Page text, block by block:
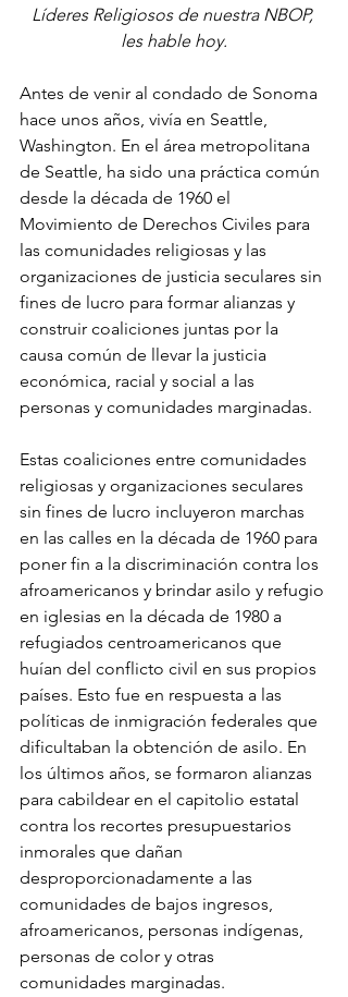
Líderes Religiosos de nuestra NBOP,
les hable hoy.
Antes de venir al condado de Sonoma
hace unos años, vivía en Seattle,
Washington. En el área metropolitana
de Seattle, ha sido una práctica común
desde la década de 1960 el
Movimiento de Derechos Civiles para
las comunidades religiosas y las
organizaciones de justicia seculares sin
fines de lucro para formar alianzas y
construir coaliciones juntas por la
causa común de llevar la justicia
económica, racial y social a las
personas y comunidades marginadas.
Estas coaliciones entre comunidades
religiosas y organizaciones seculares
sin fines de lucro incluyeron marchas
en las calles en la década de 1960 para
poner fin a la discriminación contra los
afroamericanos y brindar asilo y refugio
en iglesias en la década de 1980 a
refugiados centroamericanos que
huían del conflicto civil en sus propios
países. Esto fue en respuesta a las
políticas de inmigración federales que
dificultaban la obtención de asilo. En
los últimos años, se formaron alianzas
para cabildear en el capitolio estatal
contra los recortes presupuestarios
inmorales que dañan
desproporcionadamente a las
comunidades de bajos ingresos,
afroamericanos, personas indígenas,
personas de color y otras
comunidades marginadas.